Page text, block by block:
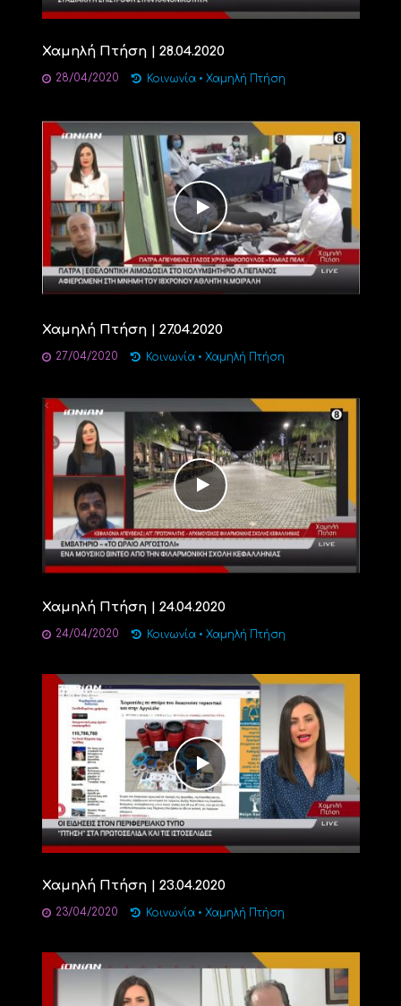
Χαμηλή Πτήση | 28.04.2020
28/04/2020 Κοινωνία • Χαμηλή Πτήση
Χαμηλή Πτήση | 27.04.2020
27/04/2020 Κοινωνία • Χαμηλή Πτήση
Χαμηλή Πτήση | 24.04.2020
24/04/2020 Κοινωνία • Χαμηλή Πτήση
Χαμηλή Πτήση | 23.04.2020
23/04/2020 Κοινωνία • Χαμηλή Πτήση